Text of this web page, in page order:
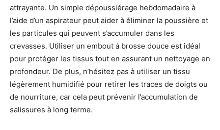
attrayante. Un simple dépoussiérage hebdomadaire à
l’aide d’un aspirateur peut aider à éliminer la poussière et
les particules qui peuvent s’accumuler dans les
crevasses. Utiliser un embout à brosse douce est idéal
pour protéger les tissus tout en assurant un nettoyage en
profondeur. De plus, n’hésitez pas à utiliser un tissu
légèrement humidifié pour retirer les traces de doigts ou
de nourriture, car cela peut prévenir l’accumulation de
salissures à long terme.